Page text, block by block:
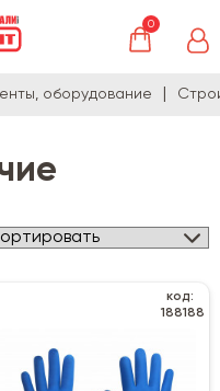
0
оборудование
код:
188188